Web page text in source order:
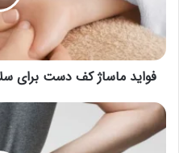
سلامتی
روش
اجرای
آن
خانه
فواید ماساژ کف دست برای
آموزش
ماساژ
سیاتیک